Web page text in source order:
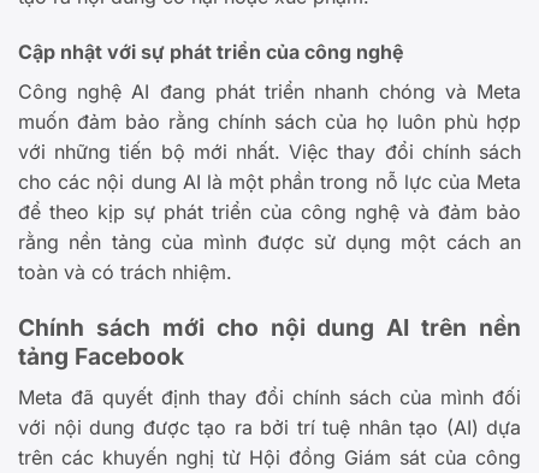
Cập nhật với sự phát triển của công nghệ
Công nghệ AI đang phát triển nhanh chóng và Meta
muốn đảm bảo rằng chính sách của họ luôn phù hợp
với những tiến bộ mới nhất. Việc thay đổi chính sách
cho các nội dung AI là một phần trong nỗ lực của Meta
để theo kịp sự phát triển của công nghệ và đảm bảo
rằng nền tảng của mình được sử dụng một cách an
toàn và có trách nhiệm.
Chính sách mới cho nội dung AI trên nền
tảng Facebook
Meta đã quyết định thay đổi chính sách của mình đối
với nội dung được tạo ra bởi trí tuệ nhân tạo (AI) dựa
trên các khuyến nghị từ Hội đồng Giám sát của công